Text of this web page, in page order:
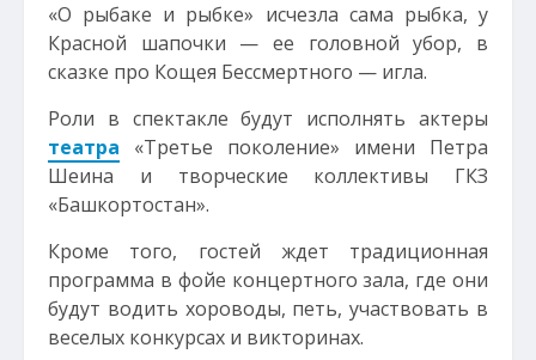
«О рыбаке и рыбке» исчезла сама рыбка, у
Красной шапочки — ее головной убор, в
сказке про Кощея Бессмертного — игла.
Роли в спектакле будут исполнять актеры
театра «Третье поколение» имени Петра
Шеина и творческие коллективы ГКЗ
«Башкортостан».
Кроме того, гостей ждет традиционная
программа в фойе концертного зала, где они
будут водить хороводы, петь, участвовать в
веселых конкурсах и викторинах.